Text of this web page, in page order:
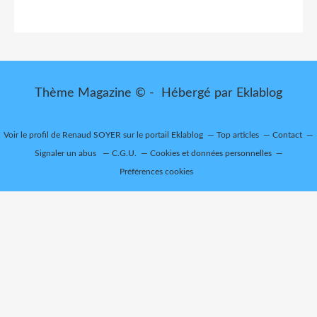
Thème Magazine © - Hébergé par Eklablog
Voir le profil de Renaud SOYER sur le portail Eklablog Top articles Contact
Signaler un abus C.G.U. Cookies et données personnelles
Préférences cookies